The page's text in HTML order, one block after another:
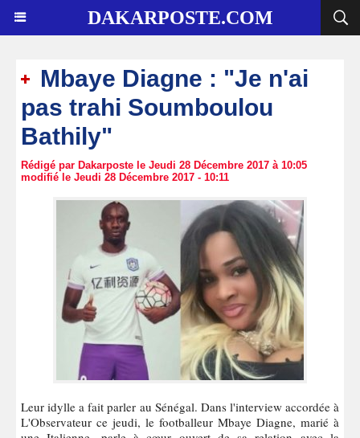
DAKARPOSTE.COM
Mbaye Diagne : "Je n'ai
pas trahi Soumboulou
Bathily"
Rédigé par Dakarposte le Jeudi 28 Décembre 2017 à 10:05
modifié le Jeudi 28 Décembre 2017 - 10:11
Leur idylle a fait parler au Sénégal. Dans l'interview accordée à
L'Observateur ce jeudi, le footballeur Mbaye Diagne, marié à